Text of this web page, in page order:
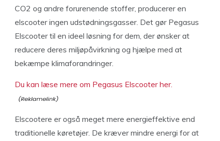
CO2 og andre forurenende stoffer, producerer en
elscooter ingen udstødningsgasser. Det gør Pegasus
Elscooter til en ideel løsning for dem, der ønsker at
reducere deres miljøpåvirkning og hjælpe med at
bekæmpe klimaforandringer.
Du kan læse mere om Pegasus Elscooter her.
Elscootere er også meget mere energieffektive end
traditionelle køretøjer. De kræver mindre energi for at